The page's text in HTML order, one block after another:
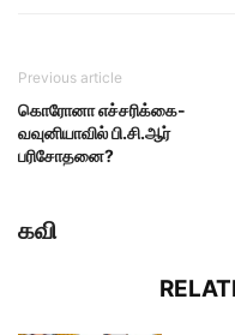
Previous article
கொரோனா எச்சரிக்கை-
வவுனியாவில் பி.சி.ஆர்
பரிசோதனை?
கவி